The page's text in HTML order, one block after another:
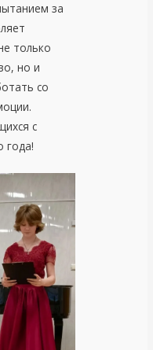
за
только
но и
со
с
года!